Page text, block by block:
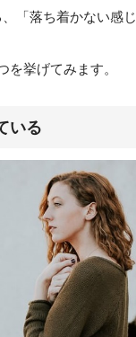
「落ち着かない感
を挙げてみます。
いる